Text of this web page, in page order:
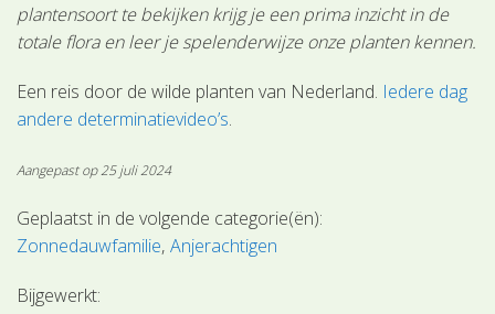
plantensoort te bekijken krijg je een prima inzicht in de
totale flora en leer je spelenderwijze onze planten kennen.
Een reis door de wilde planten van Nederland. Iedere dag
andere determinatievideo’s.
Aangepast op 25 juli 2024
Geplaatst in de volgende categorie(ën):
Zonnedauwfamilie Anjerachtigen
Bijgewerkt: